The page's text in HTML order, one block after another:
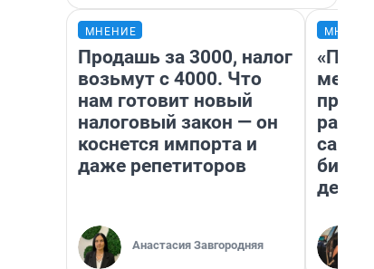
МНЕНИЕ
Продашь за 3000, налог
возьмут с 4000. Что
нам готовит новый
налоговый закон — он
коснется импорта и
даже репетиторов
Анастасия Завгородняя